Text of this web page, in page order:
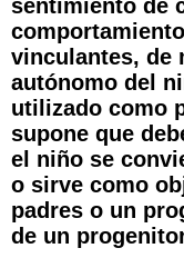
sentimiento de
vinculantes, de
autónomo del
utilizado como
supone que
el niño se
o sirve como
padres o un
de un